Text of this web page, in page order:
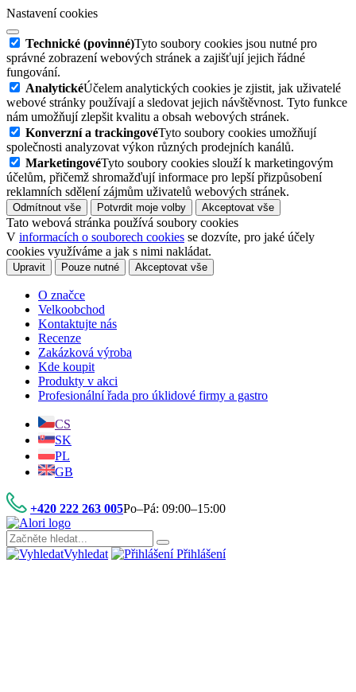
Nastavení cookies
Technické (povinné)Tyto soubory cookies jsou nutné pro
správné zobrazení webových stránek a zajišťují jejich řádné
fungování.
AnalytickéÚčelem analytických cookies je zjistit, jak uživatelé
webové stránky používají a sledovat jejich návštěvnost. Tyto funkce
nám umožňují zlepšit kvalitu a obsah webových stránek.
Konverzní a trackingovéTyto soubory cookies umožňují
společnosti analyzovat výkon různých prodejních kanálů.
MarketingovéTyto soubory cookies slouží k marketingovým
účelům, přičemž shromažďují informace pro lepší přizpůsobení
reklamních sdělení zájmům uživatelů webových stránek.
Odmítnout vše Potvrdit moje volby Akceptovat vše
Tato webová stránka používá soubory cookies
V informacích o souborech cookies se dozvíte, pro jaké účely
cookies využíváme a jak s nimi nakládat.
Upravit Pouze nutné Akceptovat vše
O značce
Velkoobchod
Kontaktujte nás
Recenze
Zakázková výroba
Kde koupit
Produkty v akci
Profesionální řada pro úklidové firmy a gastro
CS
SK
PL
GB
+420 222 263 005Po–Pá: 09:00–15:00
Vyhledat Přihlášení